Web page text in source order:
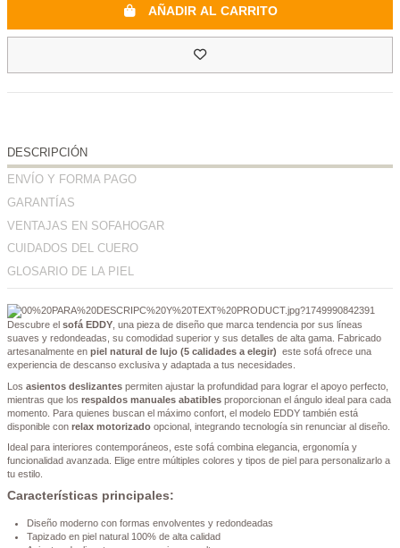
AÑADIR AL CARRITO
DESCRIPCIÓN
ENVÍO Y FORMA PAGO
GARANTÍAS
VENTAJAS EN SOFAHOGAR
CUIDADOS DEL CUERO
GLOSARIO DE LA PIEL
Descubre elsofá EDDY , una pieza de diseño que marca tendencia por sus líneas
suaves y redondeadas, su comodidad superior y sus detalles de alta gama. Fabricado
artesanalmente enpiel natural de lujo (5 calidades a elegir) este sofá ofrece una
experiencia de descanso exclusiva y adaptada a tus necesidades.
Losasientos deslizantes permiten ajustar la profundidad para lograr el apoyo perfecto,
mientras que losrespaldos manuales abatibles proporcionan el ángulo ideal para cada
momento. Para quienes buscan el máximo confort, el modelo EDDY también está
disponible conrelax motorizado opcional, integrando tecnología sin renunciar al diseño.
Ideal para interiores contemporáneos, este sofá combina elegancia, ergonomía y
funcionalidad avanzada. Elige entre múltiples colores y tipos de piel para personalizarlo a
tu estilo.
Características principales:
Diseño moderno con formas envolventes y redondeadas
Tapizado en piel natural 100% de alta calidad